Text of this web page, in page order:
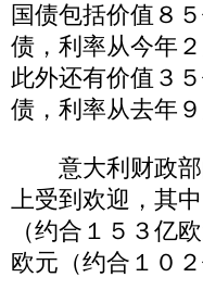
国债包括价值８
债，利率从今年
此外还有价值３
债，利率从去年
意大利财政部
上受到欢迎，其
（约合１５３亿
欧元（约合１０